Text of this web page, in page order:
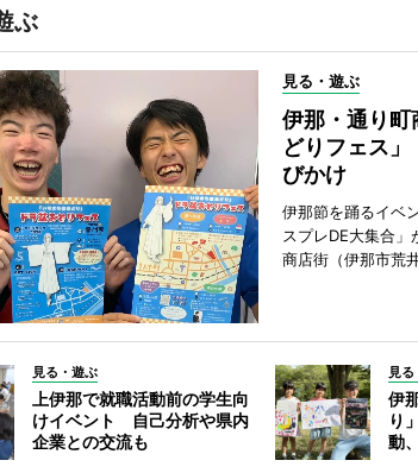
ぶ
見る・遊ぶ
伊那・通り町
どりフェス
びかけ
伊那節を踊るイベ
スプレDE大集合
商店街（伊那市荒
見る・遊ぶ
上伊那で就職活動前の学生向
けイベント 自己分析や県内
企業との交流も
見
伊
り
動